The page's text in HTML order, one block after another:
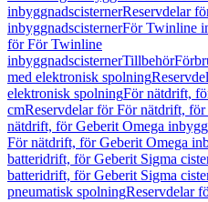
inbyggnadscisternerReservdelar
inbyggnadscisternerFör Twinline
för För Twinline
inbyggnadscisternerTillbehör
med elektronisk spolning
elektronisk spolningFör nätdrift,
cmReservdelar för För nätdrift,
nätdrift, för Geberit Omega
För nätdrift, för Geberit Omega
batteridrift, för Geberit Sigma
batteridrift, för Geberit Sigma
pneumatisk spolningReservdelar